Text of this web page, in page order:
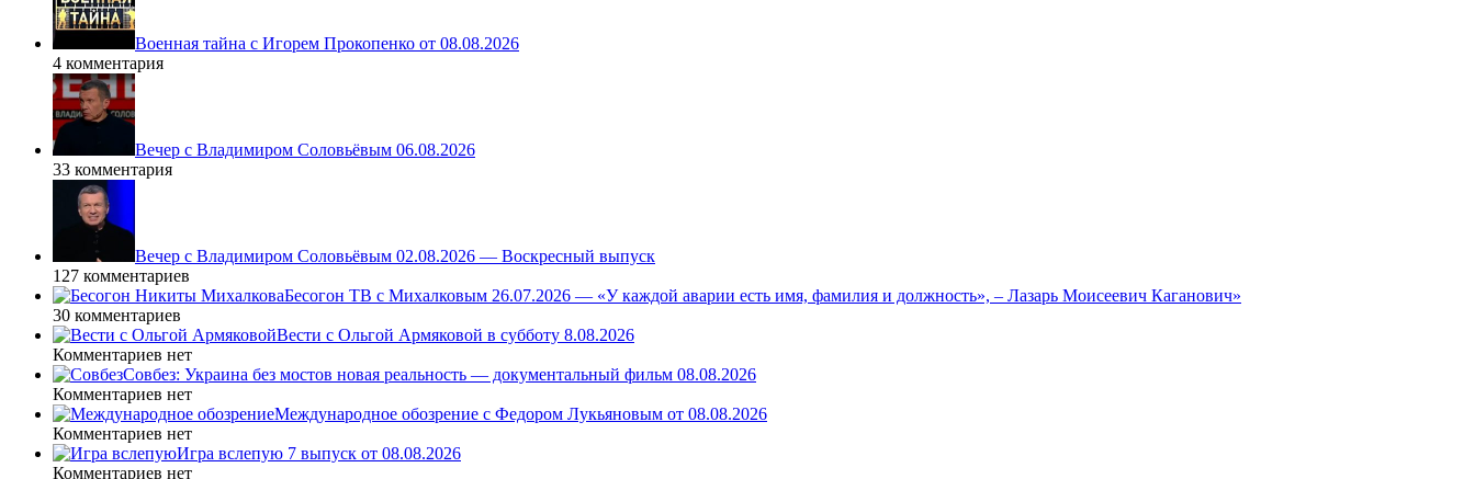
Военная тайна с Игорем Прокопенко от 08.08.2026
4 комментария
Вечер с Владимиром Соловьёвым 06.08.2026
33 комментария
Вечер с Владимиром Соловьёвым 02.08.2026 — Воскресный выпуск
127 комментариев
Бесогон ТВ с Михалковым 26.07.2026 — «У каждой аварии есть имя, фамилия и должность», – Лазарь Моисеевич Каганович»
30 комментариев
Вести с Ольгой Армяковой в субботу 8.08.2026
Комментариев нет
Совбез: Украина без мостов новая реальность — документальный фильм 08.08.2026
Комментариев нет
Международное обозрение с Федором Лукьяновым от 08.08.2026
Комментариев нет
Игра вслепую 7 выпуск от 08.08.2026
Комментариев нет